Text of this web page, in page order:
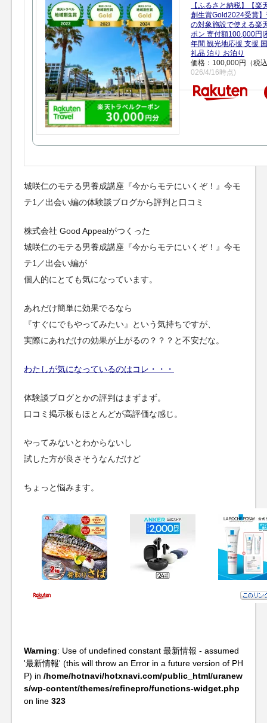
【ふるさと納税】【楽
創生賞Gold2024受賞
の対象施設で使える楽
ポン 寄付額100,000円|
年間 観光地応援 支援
礼品 泊り お泊り
価格：100,000円（税
026/4/16時点)
城咲仁のモテる男養成講座『今からモテにいくぞ！』今モ
テ1／出会い編の体験談ブログから評判と口コミ
株式会社 Good Appealがつくった
城咲仁のモテる男養成講座『今からモテにいくぞ！』今モ
テ1／出会い編が
個人的にとても気になっています。
あれだけ簡単に効果でるなら
『すぐにでもやってみたい』という気持ちですが、
実際にあれだけの効果が上がるの？？？と不安だな。
わたしが気になっているのはコレ・・・
体験談ブログとかの評判はまずまず。
口コミ掲示板もほとんどが高評価な感じ。
やってみないとわからないし
試した方が良さそうなんだけど
ちょっと悩みます。
Warning: Use of undefined constant 最新情報 - assumed
'最新情報' (this will throw an Error in a future version of PH
P) in /home/hotnavi/hotxnavi.com/public_html/uranew
s/wp-content/themes/refinepro/functions-widget.php
on line 323